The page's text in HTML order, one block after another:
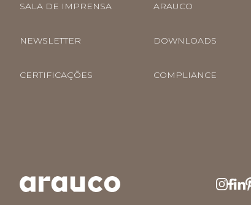
SALA DE IMPRENSA ARAUCO
NEWSLETTER DOWNLOADS
CERTIFICAÇÕES COMPLIANCE